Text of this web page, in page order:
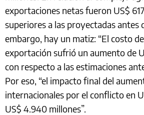
exportaciones netas fueron US$
superiores a las proyectadas antes
embargo, hay un matiz: “El costo
exportación sufrió un aumento de
con respecto a las estimaciones
Por eso, “el impacto final del
internacionales por el conflicto en
US$ 4.940 millones”.